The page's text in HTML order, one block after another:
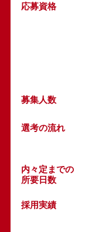
応募資格
募集人数
選考の流れ
内々定までの
所要日数
採用実績